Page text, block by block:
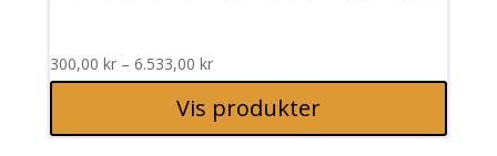
300,00 kr – 6.533,00 krPrisområde:
300,00 kr
til
6.533,00 kr
Vis produkter